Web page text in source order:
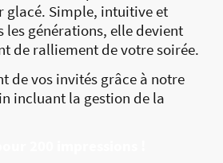
glacé. Simple, intuitive et
les générations, elle devient
de ralliement de votre soirée.
de vos invités grâce à notre
incluant la gestion de la